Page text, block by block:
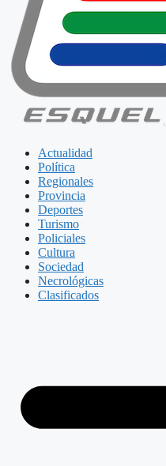
Actualidad
Política
Regionales
Provincia
Deportes
Turismo
Policiales
Cultura
Sociedad
Necrológicas
Clasificados